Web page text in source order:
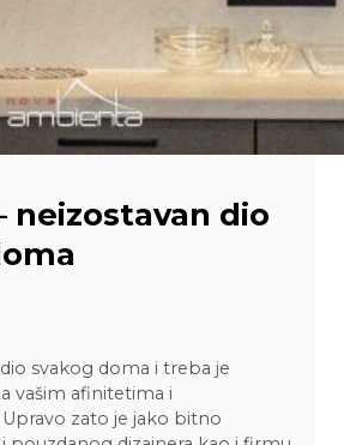
neizostavan dio
svakog doma i treba je
vašim afinitetima i
zato je jako bitno